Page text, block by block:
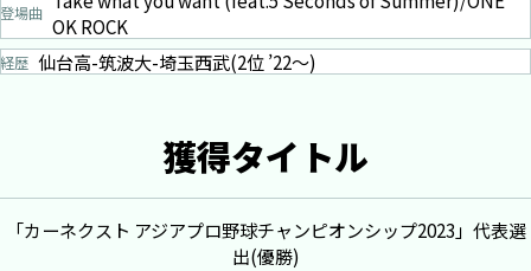
登場曲 OK ROCK
経歴 仙台高-筑波大-埼玉西武(2位 ’22～)
獲得タイトル
「カーネクスト アジアプロ野球チャンピオンシップ2023」代表選
出(優勝)